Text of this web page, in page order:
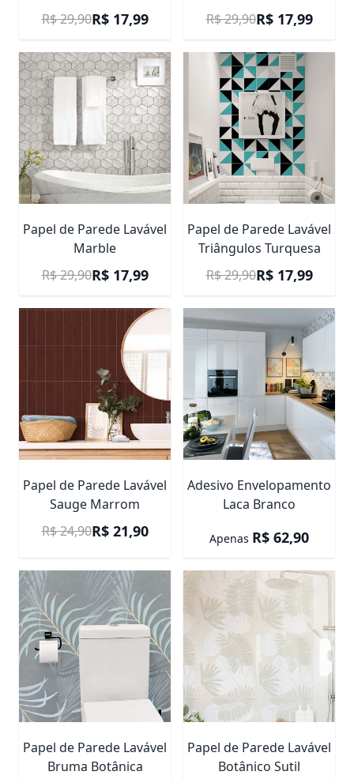
Preço Promocional
R$ 17,99
R$ 29,90 Preço Promocional
R$ 17,99
R$ 29,90
Papel de Parede Lavável
Marble
Preço Promocional
R$ 17,99
R$ 29,90
Papel de Parede Lavável
Triângulos Turquesa
Preço Promocional
R$ 17,99
R$ 29,90
Papel de Parede Lavável
Sauge Marrom
Preço Promocional
R$ 21,90
R$ 24,90
Adesivo Envelopamento
Laca Branco
Apenas R$ 62,90
Papel de Parede Lavável
Bruma Botânica
Papel de Parede Lavável
Botânico Sutil